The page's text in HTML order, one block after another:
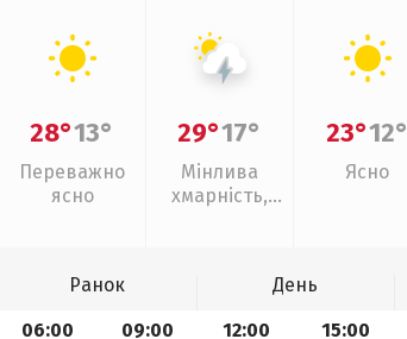
28°13°
Переважно
ясно
29°17°
Мінлива
хмарність,
23°12°
Ясно
Ранок День
06:00 09:00 12:00 15:00